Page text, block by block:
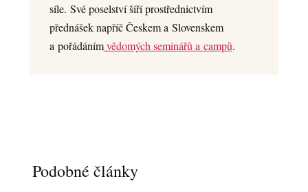
síle. Své poselství šíří prostřednictvím
přednášek napříč Českem a Slovenskem
a pořádánímvědomých seminářů a campů.
Podobné články